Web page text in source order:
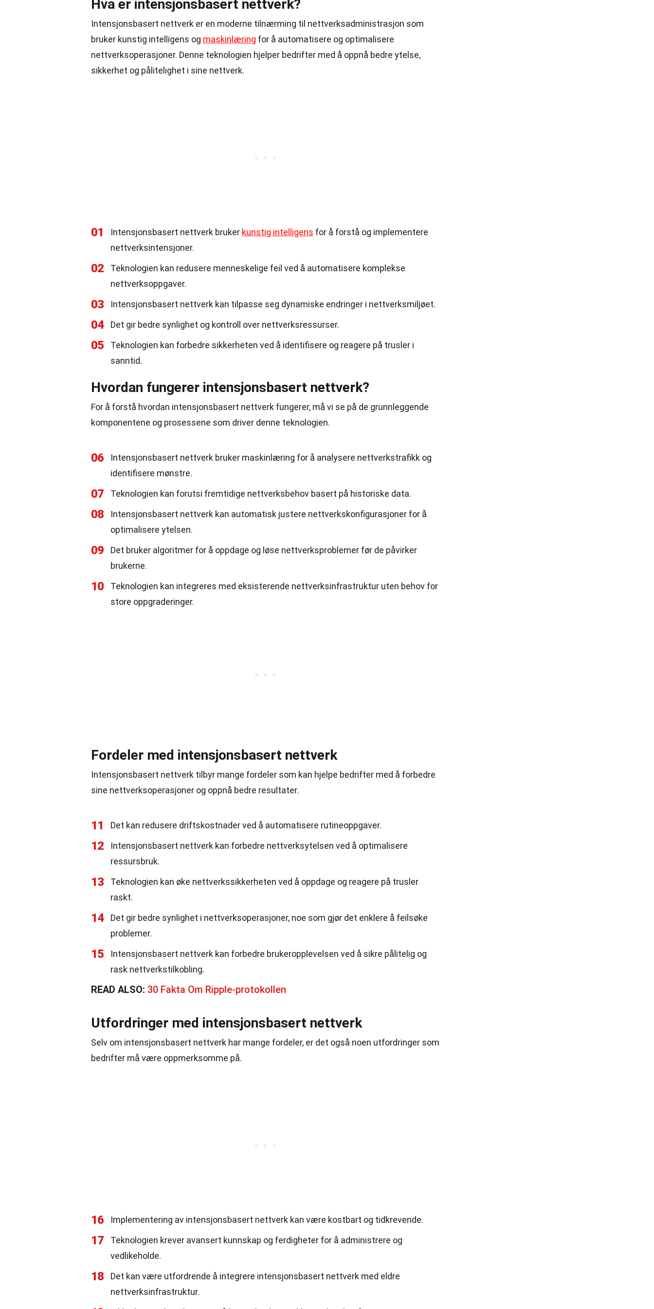
Hva er intensjonsbasert nettverk?
Intensjonsbasert nettverk er en moderne tilnærming til nettverksadministrasjon som
bruker kunstig intelligens og maskinlæring for å automatisere og optimalisere
nettverksoperasjoner. Denne teknologien hjelper bedrifter med å oppnå bedre ytelse,
sikkerhet og pålitelighet i sine nettverk.
01 Intensjonsbasert nettverk bruker kunstig intelligens for å forstå og implementere
nettverksintensjoner.
02
Teknologien kan redusere menneskelige feil ved å automatisere komplekse
nettverksoppgaver.
03 Intensjonsbasert nettverk kan tilpasse seg dynamiske endringer i nettverksmiljøet.
04 Det gir bedre synlighet og kontroll over nettverksressurser.
05
Teknologien kan forbedre sikkerheten ved å identifisere og reagere på trusler i
sanntid.
Hvordan fungerer intensjonsbasert nettverk?
For å forstå hvordan intensjonsbasert nettverk fungerer, må vi se på de grunnleggende
komponentene og prosessene som driver denne teknologien.
06
Intensjonsbasert nettverk bruker maskinlæring for å analysere nettverkstrafikk og
identifisere mønstre.
07 Teknologien kan forutsi fremtidige nettverksbehov basert på historiske data.
08
Intensjonsbasert nettverk kan automatisk justere nettverkskonfigurasjoner for å
optimalisere ytelsen.
09
Det bruker algoritmer for å oppdage og løse nettverksproblemer før de påvirker
brukerne.
10
Teknologien kan integreres med eksisterende nettverksinfrastruktur uten behov for
store oppgraderinger.
Fordeler med intensjonsbasert nettverk
Intensjonsbasert nettverk tilbyr mange fordeler som kan hjelpe bedrifter med å forbedre
sine nettverksoperasjoner og oppnå bedre resultater.
11 Det kan redusere driftskostnader ved å automatisere rutineoppgaver.
12
Intensjonsbasert nettverk kan forbedre nettverksytelsen ved å optimalisere
ressursbruk.
13
Teknologien kan øke nettverkssikkerheten ved å oppdage og reagere på trusler
raskt.
14
Det gir bedre synlighet i nettverksoperasjoner, noe som gjør det enklere å feilsøke
problemer.
15
Intensjonsbasert nettverk kan forbedre brukeropplevelsen ved å sikre pålitelig og
rask nettverkstilkobling.
READ ALSO: 30 Fakta Om Ripple-protokollen
Utfordringer med intensjonsbasert nettverk
Selv om intensjonsbasert nettverk har mange fordeler, er det også noen utfordringer som
bedrifter må være oppmerksomme på.
16 Implementering av intensjonsbasert nettverk kan være kostbart og tidkrevende.
17
Teknologien krever avansert kunnskap og ferdigheter for å administrere og
vedlikeholde.
18
Det kan være utfordrende å integrere intensjonsbasert nettverk med eldre
nettverksinfrastruktur.